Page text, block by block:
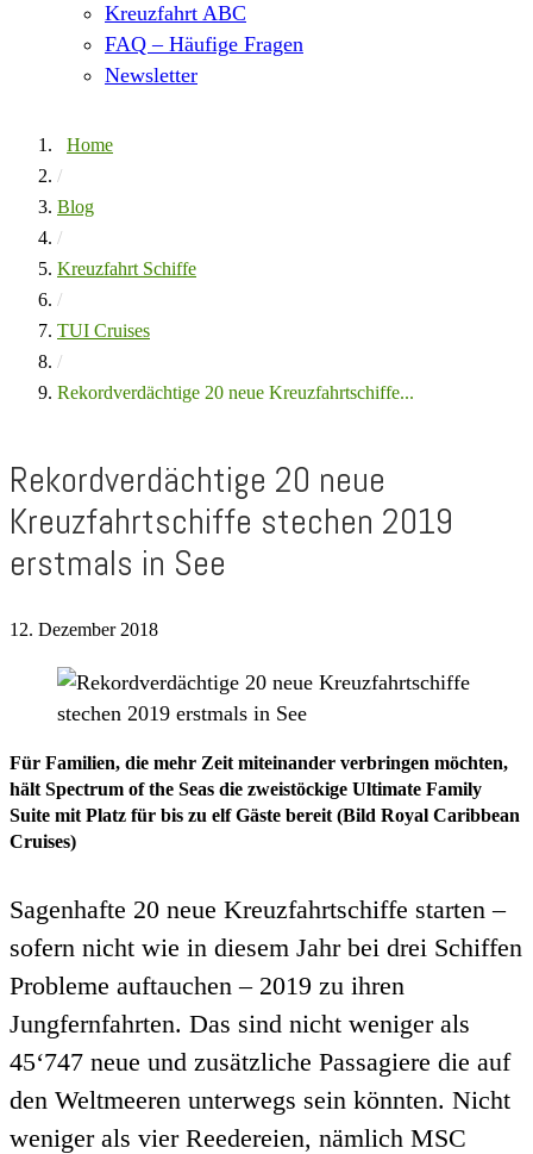
Kreuzfahrt ABC
FAQ – Häufige Fragen
Newsletter
Home
/
Blog
/
Kreuzfahrt Schiffe
/
TUI Cruises
/
Rekordverdächtige 20 neue Kreuzfahrtschiffe...
Rekordverdächtige 20 neue
Kreuzfahrtschiffe stechen 2019
erstmals in See
12. Dezember 2018
Für Familien, die mehr Zeit miteinander verbringen möchten,
hält Spectrum of the Seas die zweistöckige Ultimate Family
Suite mit Platz für bis zu elf Gäste bereit (Bild Royal Caribbean
Cruises)
Sagenhafte 20 neue Kreuzfahrtschiffe starten –
sofern nicht wie in diesem Jahr bei drei Schiffen
Probleme auftauchen – 2019 zu ihren
Jungfernfahrten. Das sind nicht weniger als
45‘747 neue und zusätzliche Passagiere die auf
den Weltmeeren unterwegs sein könnten. Nicht
weniger als vier Reedereien, nämlich MSC